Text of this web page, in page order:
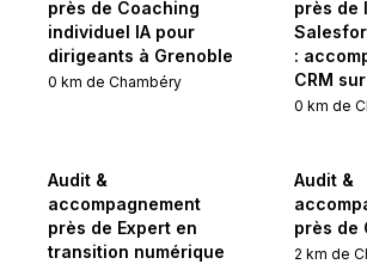
près de Coaching
individuel IA pour
dirigeants à Grenoble
0 km de Chambéry
près de
:
CRM
0 km de
Audit &
accompagnement
près de Expert en
transition numérique
Audit &
près de
2 km de